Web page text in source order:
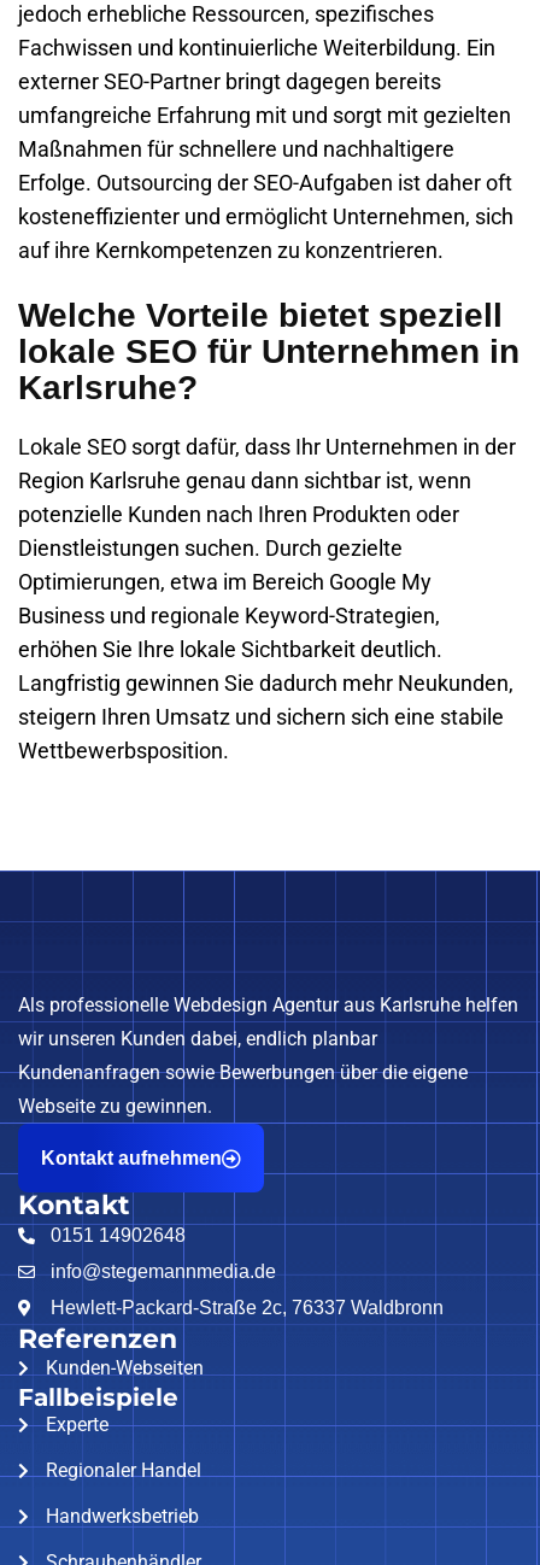
jedoch erhebliche Ressourcen, spezifisches
Fachwissen und kontinuierliche Weiterbildung. Ein
externer SEO-Partner bringt dagegen bereits
umfangreiche Erfahrung mit und sorgt mit gezielten
Maßnahmen für schnellere und nachhaltigere
Erfolge. Outsourcing der SEO-Aufgaben ist daher oft
kosteneffizienter und ermöglicht Unternehmen, sich
auf ihre Kernkompetenzen zu konzentrieren.
Welche Vorteile bietet speziell
lokale SEO für Unternehmen in
Karlsruhe?
Lokale SEO sorgt dafür, dass Ihr Unternehmen in der
Region Karlsruhe genau dann sichtbar ist, wenn
potenzielle Kunden nach Ihren Produkten oder
Dienstleistungen suchen. Durch gezielte
Optimierungen, etwa im Bereich Google My
Business und regionale Keyword-Strategien,
erhöhen Sie Ihre lokale Sichtbarkeit deutlich.
Langfristig gewinnen Sie dadurch mehr Neukunden,
steigern Ihren Umsatz und sichern sich eine stabile
Wettbewerbsposition.
Als professionelle Webdesign Agentur aus Karlsruhe helfen
wir unseren Kunden dabei, endlich planbar
Kundenanfragen sowie Bewerbungen über die eigene
Webseite zu gewinnen.
Kontakt aufnehmen
Kontakt
0151 14902648
info@stegemannmedia.de
Hewlett-Packard-Straße 2c, 76337 Waldbronn
Referenzen
Kunden-Webseiten
Fallbeispiele
Experte
Regionaler Handel
Handwerksbetrieb